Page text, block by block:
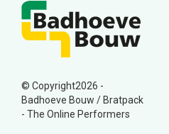
© Copyright2026 -
Badhoeve Bouw / Bratpack
- The Online Performers